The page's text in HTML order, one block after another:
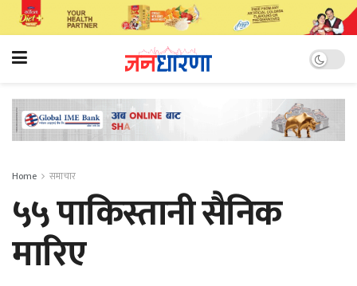
Home समाचार
५५ पाकिस्तानी सैनिक
मारिए